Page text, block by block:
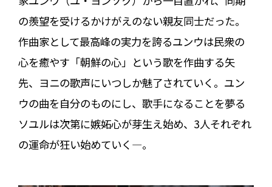
の羨望を受けるかけがえのない親友同士だった。
作曲家として最高峰の実力を誇るユンウは民衆の
心を癒やす「朝鮮の心」という歌を作曲する矢
先、ヨニの歌声にいつしか魅了されていく。ユン
ウの曲を自分のものにし、歌手になることを夢る
ソユルは次第に嫉妬心が芽生え始め、3人それぞれ
の運命が狂い始めていく―。